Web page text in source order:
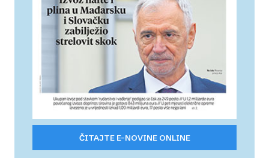
ČITAJTE E-NOVINE ONLINE